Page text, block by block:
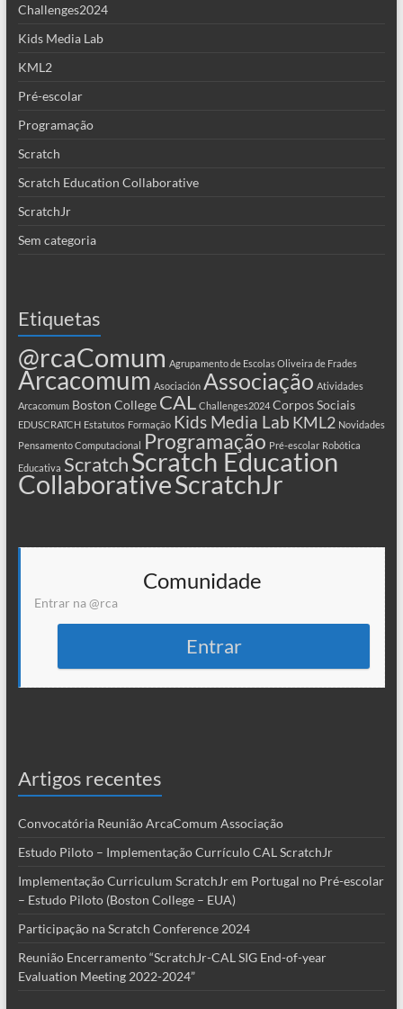
Challenges2024
Kids Media Lab
KML2
Pré-escolar
Programação
Scratch
Scratch Education Collaborative
ScratchJr
Sem categoria
Etiquetas
@rcaComum Agrupamento de Escolas Oliveira de Frades
Arcacomum Asociación Associação Atividades
Arcacomum Boston College CAL Challenges2024 Corpos Sociais
EDUSCRATCH Estatutos Formação Kids Media Lab KML2 Novidades
Pensamento Computacional Programação Pré-escolar Robótica
Educativa ScratchScratch Education
CollaborativeScratchJr
Comunidade
Entrar na @rca
Entrar
Artigos recentes
Convocatória Reunião ArcaComum Associação
Estudo Piloto – Implementação Currículo CAL ScratchJr
Implementação Curriculum ScratchJr em Portugal no Pré-escolar
– Estudo Piloto (Boston College – EUA)
Participação na Scratch Conference 2024
Reunião Encerramento “ScratchJr-CAL SIG End-of-year
Evaluation Meeting 2022-2024”